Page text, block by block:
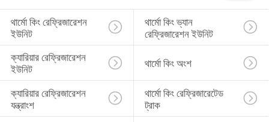
থার্মো কিং রেফ্রিজারেশন
ইউনিট
থার্মো কিং ভ্যান
রেফ্রিজারেশন ইউনিট
ক্যারিয়ার রেফ্রিজারেশন
ইউনিট
থার্মো কিং অংশ
ক্যারিয়ার রেফ্রিজারেশন
যন্ত্রাংশ
থার্মো কিং রেফ্রিজারেটেড
ট্রাক